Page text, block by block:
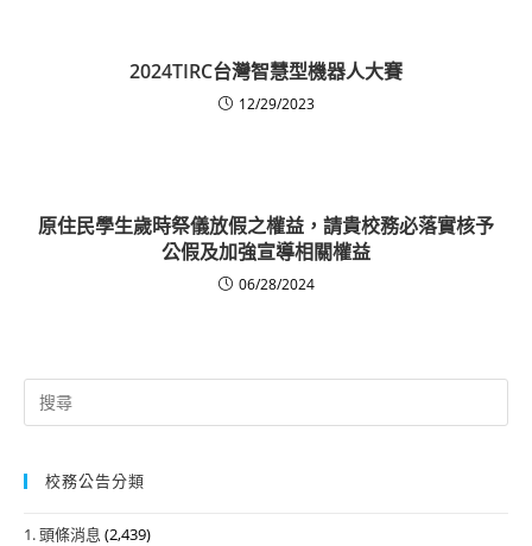
2024TIRC台灣智慧型機器人大賽
12/29/2023
原住民學生歲時祭儀放假之權益，請貴校務必落實核予
公假及加強宣導相關權益
06/28/2024
Search
for:
校務公告分類
1. 頭條消息 (2,439)